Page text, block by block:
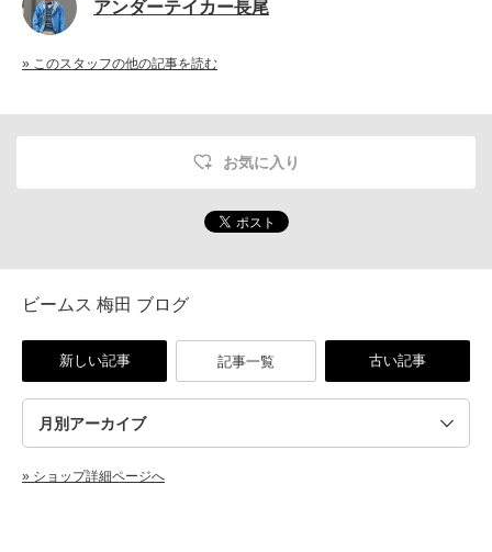
アンダーテイカー長尾
» このスタッフの他の記事を読む
お気に入り
ビームス 梅田 ブログ
新しい記事 記事一覧 古い記事
» ショップ詳細ページへ